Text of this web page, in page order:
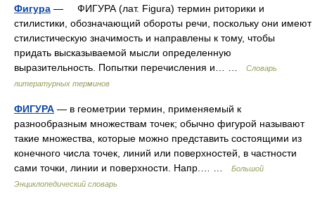
Фигура — ФИГУРА (лат. Figura) термин риторики и
стилистики, обозначающий обороты речи, поскольку они имеют
стилистическую значимость и направлены к тому, чтобы
придать высказываемой мысли определенную
выразительность. Попытки перечисления и… …
Словарь
литературных терминов
ФИГУРА — в геометрии термин, применяемый к
разнообразным множествам точек; обычно фигурой называют
такие множества, которые можно представить состоящими из
конечного числа точек, линий или поверхностей, в частности
сами точки, линии и поверхности. Напр.… …
Большой
Энциклопедический словарь